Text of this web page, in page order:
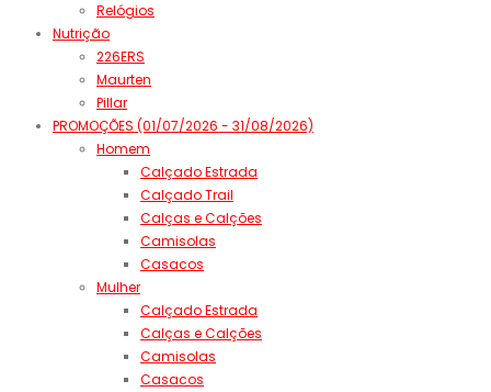
Relógios
Nutrição
226ERS
Maurten
Pillar
PROMOÇÕES (01/07/2026 - 31/08/2026)
Homem
Calçado Estrada
Calçado Trail
Calças e Calções
Camisolas
Casacos
Mulher
Calçado Estrada
Calças e Calções
Camisolas
Casacos